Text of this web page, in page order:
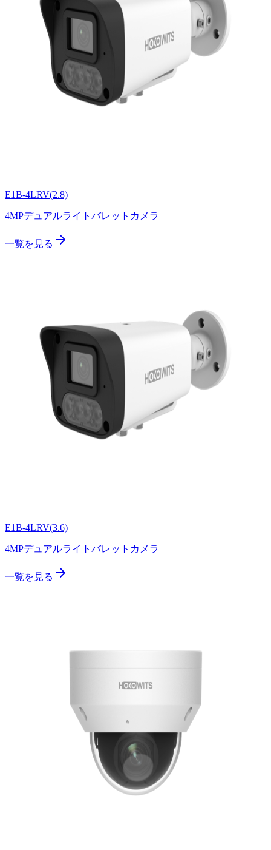
E1B-4LRV(2.8)
4MPデュアルライトバレットカメラ
一覧を見る
E1B-4LRV(3.6)
4MPデュアルライトバレットカメラ
一覧を見る